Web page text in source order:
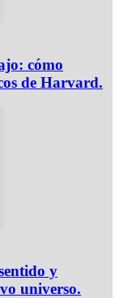
cómo
de Harvard.
y
universo.